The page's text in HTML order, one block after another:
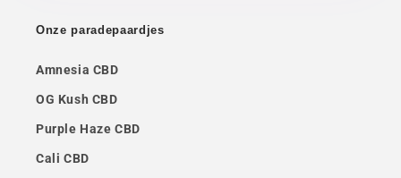
Onze paradepaardjes
Amnesia CBD
OG Kush CBD
Purple Haze CBD
Cali CBD